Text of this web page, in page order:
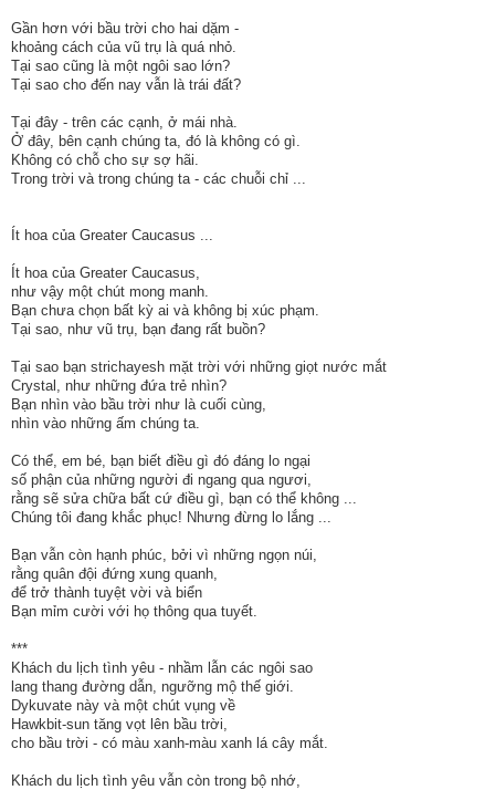
Gần hơn với bầu trời cho hai dặm -
khoảng cách của vũ trụ là quá nhỏ.
Tại sao cũng là một ngôi sao lớn?
Tại sao cho đến nay vẫn là trái đất?
Tại đây - trên các cạnh, ở mái nhà.
Ở đây, bên cạnh chúng ta, đó là không có gì.
Không có chỗ cho sự sợ hãi.
Trong trời và trong chúng ta - các chuỗi chỉ ...
Ít hoa của Greater Caucasus ...
Ít hoa của Greater Caucasus,
như vậy một chút mong manh.
Bạn chưa chọn bất kỳ ai và không bị xúc phạm.
Tại sao, như vũ trụ, bạn đang rất buồn?
Tại sao bạn strichayesh mặt trời với những giọt nước mắt
Crystal, như những đứa trẻ nhìn?
Bạn nhìn vào bầu trời như là cuối cùng,
nhìn vào những ấm chúng ta.
Có thể, em bé, bạn biết điều gì đó đáng lo ngại
số phận của những người đi ngang qua ngươi,
rằng sẽ sửa chữa bất cứ điều gì, bạn có thể không ...
Chúng tôi đang khắc phục! Nhưng đừng lo lắng ...
Bạn vẫn còn hạnh phúc, bởi vì những ngọn núi,
rằng quân đội đứng xung quanh,
để trở thành tuyệt vời và biển
Bạn mỉm cười với họ thông qua tuyết.
***
Khách du lịch tình yêu - nhầm lẫn các ngôi sao
lang thang đường dẫn, ngưỡng mộ thế giới.
Dykuvate này và một chút vụng về
Hawkbit-sun tăng vọt lên bầu trời,
cho bầu trời - có màu xanh-màu xanh lá cây mắt.
Khách du lịch tình yêu vẫn còn trong bộ nhớ,